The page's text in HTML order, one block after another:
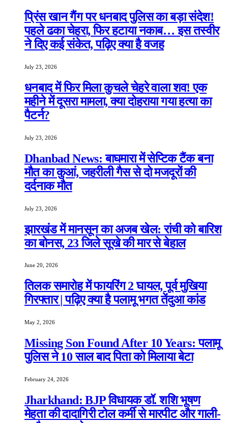
प्रिंस खान गैंग पर धनबाद पुलिस का बड़ा संदेश!
पहले ढका चेहरा, फिर हटाया नकाब… इस तस्वीर
ने दिए कई संकेत, पढ़िए क्या है वजह
July 23, 2026
धनबाद में फिर मिला कुचले चेहरे वाला शव! एक
महीने में दूसरा मामला, क्या दोहराया गया हत्या का
पैटर्न?
July 23, 2026
Dhanbad News: बाघमारा में सेप्टिक टैंक बना
मौत का कुआं, जहरीली गैस से दो मजदूरों की
दर्दनाक मौत
July 23, 2026
झारखंड में मानसून का अजब खेल: रांची को बारिश
का बोनस, 23 जिले सूखे की मार से बेहाल
June 20, 2026
तिलक समारोह में फायरिंग 2 घायल, पूर्व मुखिया
गिरफ्तार | पढ़िए क्या है पलामू भगत तेंदुआ कांड
May 2, 2026
Missing Son Found After 10 Years: पलामू
पुलिस ने 10 साल बाद पिता को मिलाया बेटा
February 24, 2026
Jharkhand: BJP विधायक डॉ. शशि भूषण
मेहता की दादागिरी टोल कर्मी से मारपीट और गाली-